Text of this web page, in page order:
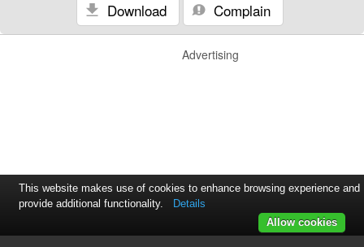
Download
Complain
Advertising
This website makes use of cookies to enhance browsing experience and
provide additional functionality.
Details
Allow cookies